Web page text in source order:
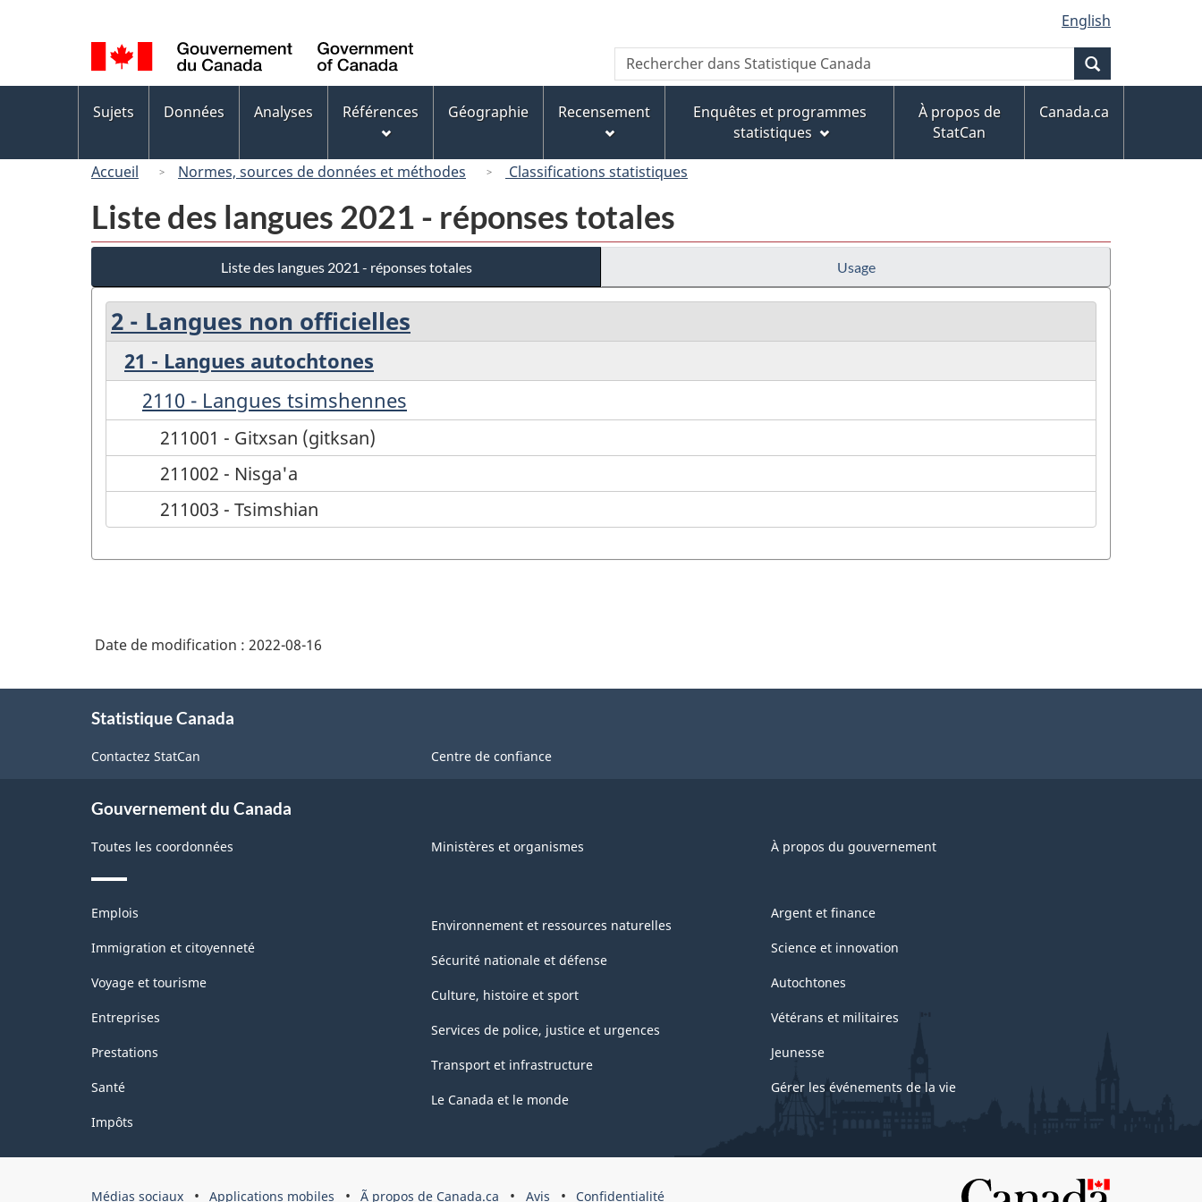
au
contenu
principal
« À
propos
de
ce
version
HTML
simplifiée
de
la
langue
English
Canada
Recherche
Rechercher
dans
Canada
des
Sujets Données Analyses Références Géographie Recensement
Enquêtes et programmes
statistiques
À propos de
StatCan
Canada.ca
Accueil Normes, sources de données et méthodes Classifications statistiques
Liste des langues 2021 - réponses totales
Liste des langues 2021 - réponses totales Usage
2 - Langues non officielles
21 - Langues autochtones
2110 - Langues tsimshennes
211001 - Gitxsan (gitksan)
211002 - Nisga'a
211003 - Tsimshian
Date de modification : 2022-08-16
Statistique Canada
Contactez StatCan Centre de confiance
Gouvernement du Canada
Toutes les coordonnées Ministères et organismes À propos du gouvernement
Thèmes
sujets
Emplois
Immigration et citoyenneté
Voyage et tourisme
Entreprises
Prestations
Santé
Impôts
Environnement et ressources naturelles
Sécurité nationale et défense
Culture, histoire et sport
Services de police, justice et urgences
Transport et infrastructure
Le Canada et le monde
Argent et finance
Science et innovation
Autochtones
Vétérans et militaires
Jeunesse
Gérer les événements de la vie
Organisation
Médias sociaux Applications mobiles Ã propos de Canada.ca Avis Confidentialité